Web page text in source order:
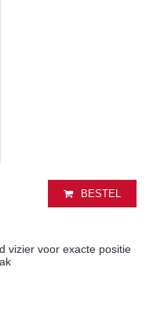
BESTEL
vizier voor exacte positie